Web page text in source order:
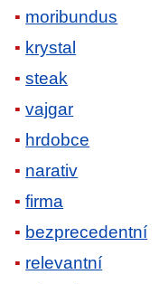
moribundus
krystal
steak
vajgar
hrdobce
narativ
firma
bezprecedentní
relevantní